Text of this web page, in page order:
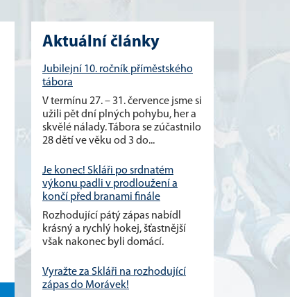
Aktuální články
Jubilejní 10. ročník příměstského
tábora
V termínu 27. – 31. července jsme si
užili pět dní plných pohybu, her a
skvělé nálady. Tábora se zúčastnilo
28 dětí ve věku od 3 do...
Je konec! Skláři po srdnatém
výkonu padli v prodloužení a
končí před branami finále
Rozhodující pátý zápas nabídl
krásný a rychlý hokej, šťastnější
však nakonec byli domácí.
Vyražte za Skláři na rozhodující
zápas do Morávek!